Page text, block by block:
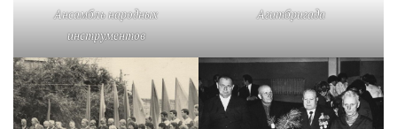
Ансамбль народных
инструментов
Агитбригада